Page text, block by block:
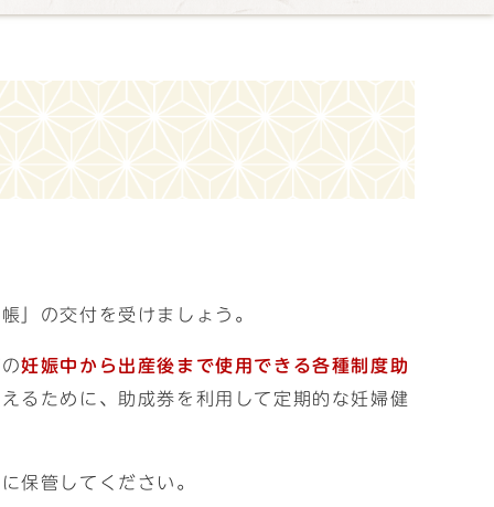
」の交付を受けましょう。
妊娠中から出産後まで使用できる各種制度助
るために、助成券を利用して定期的な妊婦健
保管してください。